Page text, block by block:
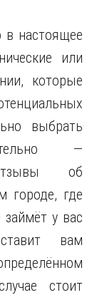
в настоящее
или
которые
выбрать
—
об
городе, где
займёт у вас
вам
стоит